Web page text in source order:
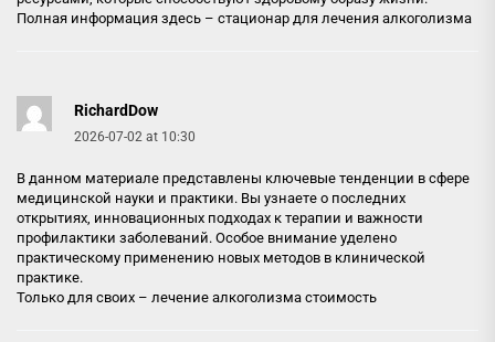
Полная информация здесь – стационар для лечения алкоголизма
RichardDow
2026-07-02 at 10:30
В данном материале представлены ключевые тенденции в сфере
медицинской науки и практики. Вы узнаете о последних
открытиях, инновационных подходах к терапии и важности
профилактики заболеваний. Особое внимание уделено
практическому применению новых методов в клинической
практике.
Только для своих – лечение алкоголизма стоимость